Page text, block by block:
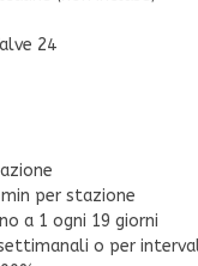
24
per stazione
a 1 ogni 19 giorni
o per